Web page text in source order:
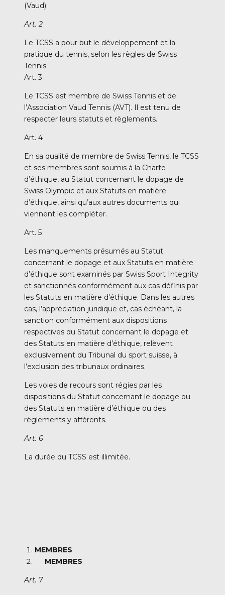
(Vaud).
Art. 2
Le TCSS a pour but le développement et la
pratique du tennis, selon les règles de Swiss
Tennis.
Art. 3
Le TCSS est membre de Swiss Tennis et de
l’Association Vaud Tennis (AVT). Il est tenu de
respecter leurs statuts et règlements.
Art. 4
En sa qualité de membre de Swiss Tennis, le TCSS
et ses membres sont soumis à la Charte
d’éthique, au Statut concernant le dopage de
Swiss Olympic et aux Statuts en matière
d’éthique, ainsi qu’aux autres documents qui
viennent les compléter.
Art. 5
Les manquements présumés au Statut
concernant le dopage et aux Statuts en matière
d’éthique sont examinés par Swiss Sport Integrity
et sanctionnés conformément aux cas définis par
les Statuts en matière d’éthique. Dans les autres
cas, l’appréciation juridique et, cas échéant, la
sanction conformément aux dispositions
respectives du Statut concernant le dopage et
des Statuts en matière d’éthique, relèvent
exclusivement du Tribunal du sport suisse, à
l’exclusion des tribunaux ordinaires.
Les voies de recours sont régies par les
dispositions du Statut concernant le dopage ou
des Statuts en matière d’éthique ou des
règlements y afférents.
Art. 6
La durée du TCSS est illimitée.
MEMBRES
MEMBRES
Art. 7